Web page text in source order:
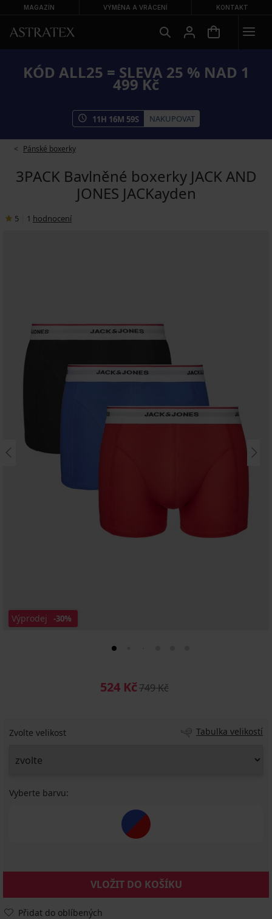
MAGAZÍN VÝMĚNA A VRÁCENÍ KONTAKT
KÓD ALL25 = SLEVA 25 % NAD 1
499 Kč
11H 16M 58S NAKUPOVAT
Pánské boxerky
3PACK Bavlněné boxerky JACK AND
JONES JACKayden
5 1 hodnocení
Výprodej -30%
524 Kč749 Kč
Zvolte velikost Tabulka velikostí
Vyberte barvu:
VLOŽIT DO KOŠÍKU
Přidat do oblíbených